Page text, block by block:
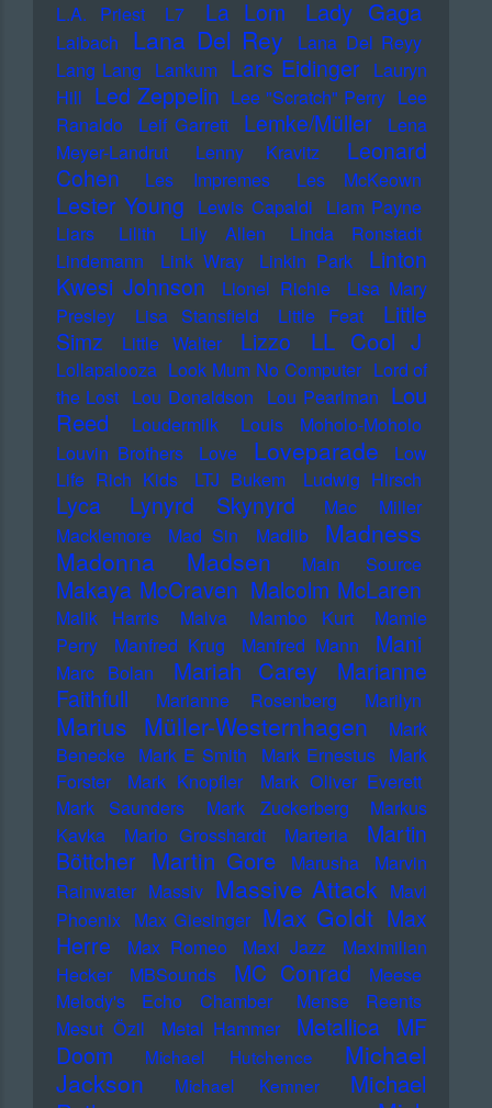
L.A. Priest L7 La Lom Lady Gaga
Laibach Lana Del Rey
Lana Del Reyy
Lang Lang Lankum Lars Eidinger Lauryn
Hill Led Zeppelin Lee "Scratch" Perry Lee
Ranaldo
Leif Garrett Lemke/Müller
Lena
Meyer-Landrut
Lenny Kravitz
Leonard
Cohen
Les Impremes Les McKeown
Lester Young Lewis Capaldi Liam Payne
Liars
Lilith Lily Allen
Linda Ronstadt
Lindemann
Link Wray Linkin Park
Linton
Kwesi Johnson
Lionel Richie
Lisa Mary
Presley
Lisa Stansfield Little Feat
Little
Simz
Little Walter Lizzo LL Cool J
Lollapalooza Look Mum No Computer Lord of
the Lost Lou Donaldson Lou Pearlman Lou
Reed
Loudermilk
Louis Moholo-Moholo
Louvin Brothers
Love Loveparade
Low
Life Rich Kids
LTJ Bukem Ludwig Hirsch
Lyca Lynyrd Skynyrd
Mac Miller
Macklemore
Mad Sin Madlib
Madness
Madonna
Madsen Main Source
Makaya McCraven Malcolm McLaren
Malik Harris Malva Mambo Kurt
Mamie
Perry
Manfred Krug Manfred Mann Mani
Marc Bolan Mariah Carey
Marianne
Faithfull
Marianne Rosenberg Marilyn
Marius Müller-Westernhagen
Mark
Benecke Mark E Smith Mark Ernestus Mark
Forster
Mark Knopfler
Mark Oliver Everett
Mark Saunders
Mark Zuckerberg
Markus
Kavka
Marlo Grosshardt Marteria
Martin
Böttcher Martin Gore Marusha
Marvin
Rainwater Massiv Massive Attack Mavi
Phoenix Max Giesinger Max Goldt Max
Herre
Max Romeo Maxi Jazz
Maximilian
Hecker
MBSounds MC Conrad
Meese
Melody's Echo Chamber
Mense Reents
Mesut Özil
Metal Hammer Metallica MF
Doom
Michael Hutchence
Michael
Jackson
Michael Kemner
Michael